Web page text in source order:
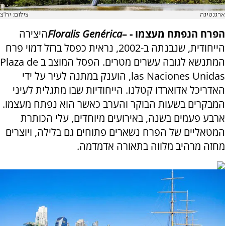
ארגנטינה צילום: יח"צ
הפרח הנפתח מעצמו -–
Floralis Genéricaהיצירה
הייחודית, שנבנתה ב-2002, נראית כפסל ברזל דמוי פרח
המתנשא לגובה עשרים מטרים. הפסל המוצב בPlaza de
las Naciones Unidas, הוענק במתנה לעיר על ידי
האדריכל אדוארדו קטלנו. הייחודיות שבו מתגלית לעיני
המבקרים בשעות הבוקר והערב כאשר הוא נפתח מעצמו.
ארבע פעמים בשנה, באירועים מיוחדים, עלי הכותרת
המטאליים של הפרח נשארים פתוחים גם בלילה, ויוצרים
מחזה מרהיב מלווה בתאורה אדמדמה.